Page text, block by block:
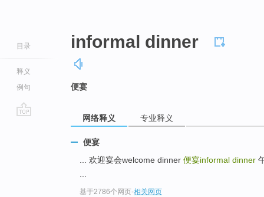
目录
释义
例句
informal dinner
便宴
网络释义 专业释义
便宴
... 欢迎宴会welcome dinner 便宴informal dinner
基于2786个网页-相关网页